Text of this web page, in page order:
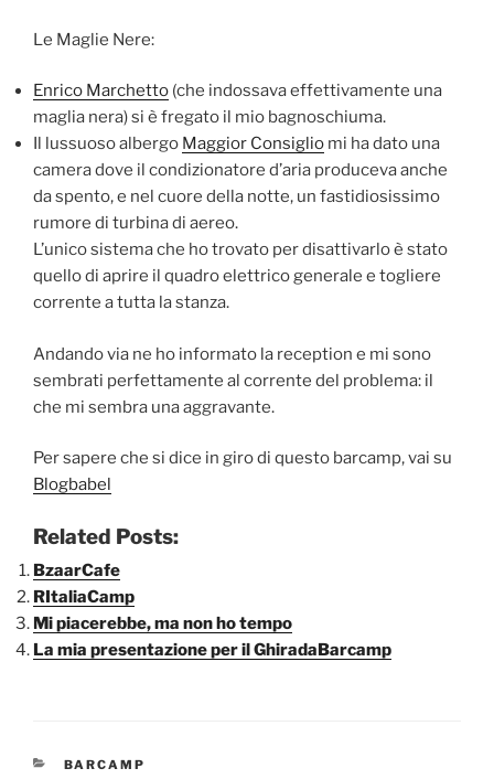
Le Maglie Nere:
Enrico Marchetto (che indossava effettivamente una
maglia nera) si è fregato il mio bagnoschiuma.
Il lussuoso albergo Maggior Consiglio mi ha dato una
camera dove il condizionatore d’aria produceva anche
da spento, e nel cuore della notte, un fastidiosissimo
rumore di turbina di aereo.
L’unico sistema che ho trovato per disattivarlo è stato
quello di aprire il quadro elettrico generale e togliere
corrente a tutta la stanza.
Andando via ne ho informato la reception e mi sono
sembrati perfettamente al corrente del problema: il
che mi sembra una aggravante.
Per sapere che si dice in giro di questo barcamp, vai su
Blogbabel
Related Posts:
BzaarCafe
RItaliaCamp
Mi piacerebbe, ma non ho tempo
La mia presentazione per il GhiradaBarcamp
CATEGORIE
BARCAMP